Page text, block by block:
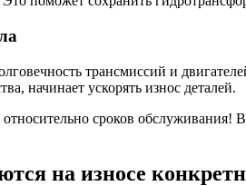
трансмиссий и
начинает ускорять износ деталей.
сроков
на износе